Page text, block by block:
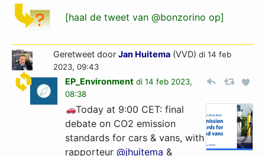
[haal de tweet van @bonzorino op]
Geretweet door Jan Huitema (VVD) di 14 feb
2023, 09:43
EP_Environment di 14 feb 2023,
08:38
Today at 9:00 CET: final
debate on CO2 emission
standards for cars & vans, with
rapporteur @jhuitema &